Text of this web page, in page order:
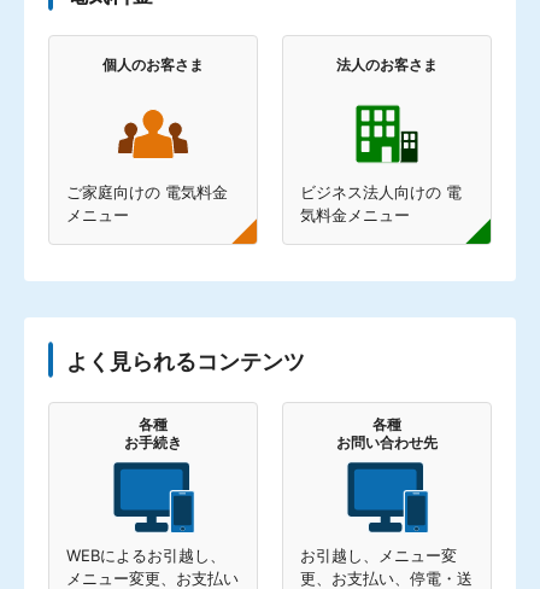
個人のお客さま
ご家庭向けの 電気料金
メニュー
法人のお客さま
ビジネス法人向けの 電
気料金メニュー
よく見られるコンテンツ
各種
お手続き
WEBによるお引越し、
メニュー変更、お支払い
各種
お問い合わせ先
お引越し、メニュー変
更、お支払い、停電・送